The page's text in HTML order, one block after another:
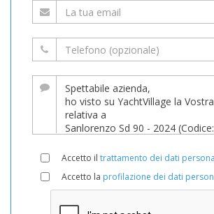
Accetto il trattamento dei dati
Accetto la profilazione dei dati